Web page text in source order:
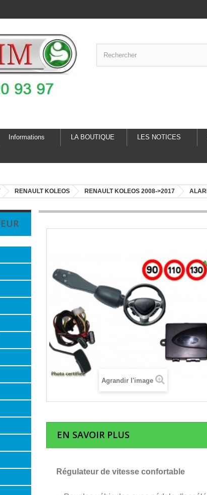
Informations LA BOUTIQUE LES NOTICES
RENAULT KOLEOS RENAULT KOLEOS 2008->2017
Agrandir l'image
EN SAVOIR PLUS
Régulateur de vitesse confortable